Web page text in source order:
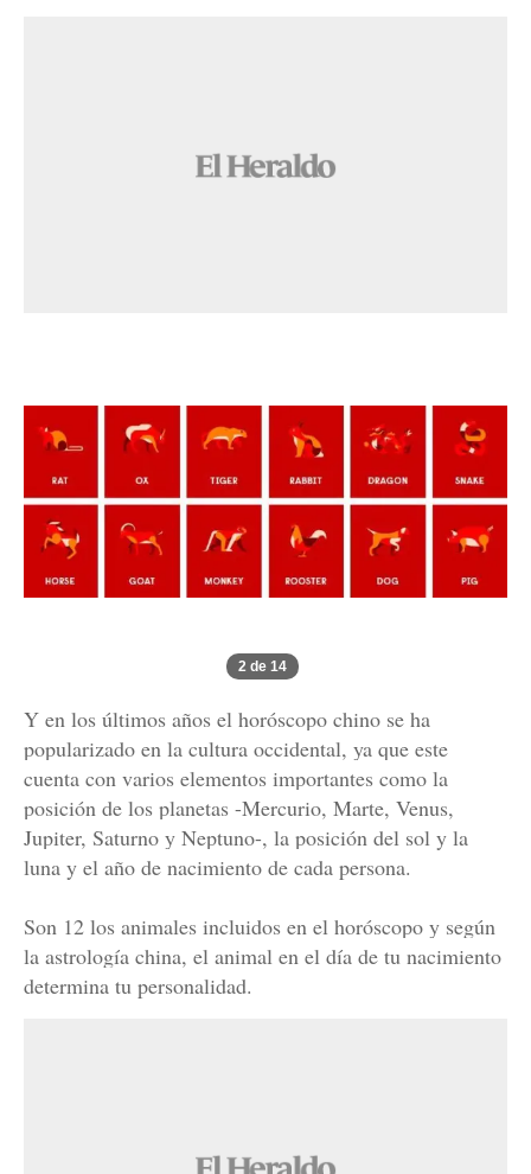
2 de 14
Y en los últimos años el horóscopo chino se ha
popularizado en la cultura occidental, ya que este
cuenta con varios elementos importantes como la
posición de los planetas -Mercurio, Marte, Venus,
Jupiter, Saturno y Neptuno-, la posición del sol y la
luna y el año de nacimiento de cada persona.
Son 12 los animales incluidos en el horóscopo y según
la astrología china, el animal en el día de tu nacimiento
determina tu personalidad.